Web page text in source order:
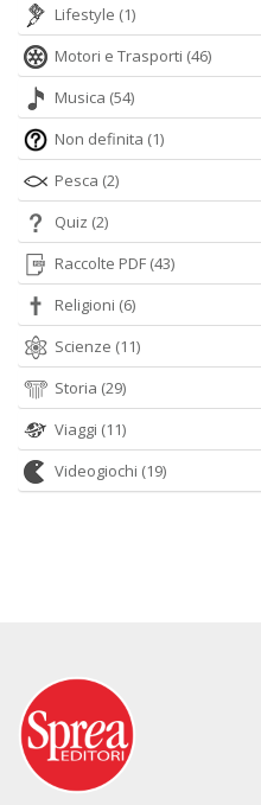
Lifestyle (1)
Motori e Trasporti (46)
Musica (54)
Non definita (1)
Pesca (2)
Quiz (2)
Raccolte PDF (43)
Religioni (6)
Scienze (11)
Storia (29)
Viaggi (11)
Videogiochi (19)